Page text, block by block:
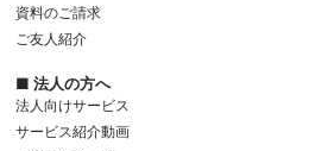
資料のご請求
ご友人紹介
■ 法人の方へ
法人向けサービス
サービス紹介動画